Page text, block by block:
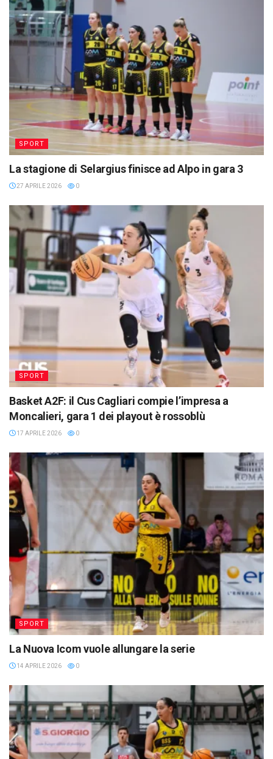
SPORT
La stagione di Selargius finisce ad Alpo in gara 3
27 APRILE 2026 0
SPORT
Basket A2F: il Cus Cagliari compie l’impresa a
Moncalieri, gara 1 dei playout è rossoblù
17 APRILE 2026 0
SPORT
La Nuova Icom vuole allungare la serie
14 APRILE 2026 0